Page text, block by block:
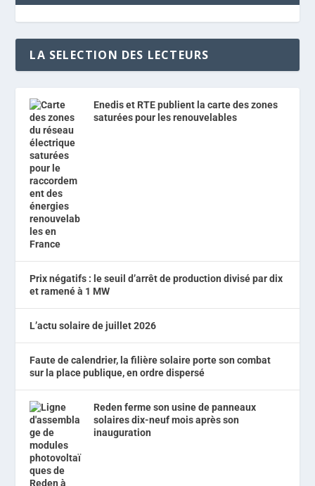
LA SELECTION DES LECTEURS
Enedis et RTE publient la carte des zones
saturées pour les renouvelables
Prix négatifs : le seuil d’arrêt de production divisé par dix
et ramené à 1 MW
L’actu solaire de juillet 2026
Faute de calendrier, la filière solaire porte son combat
sur la place publique, en ordre dispersé
Reden ferme son usine de panneaux
solaires dix-neuf mois après son
inauguration